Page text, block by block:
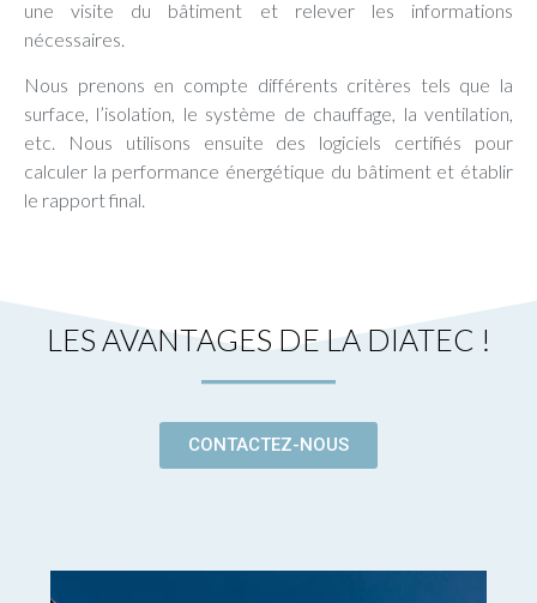
une visite du bâtiment et relever les informations
nécessaires.
Nous prenons en compte différents critères tels que la
surface, l’isolation, le système de chauffage, la ventilation,
etc. Nous utilisons ensuite des logiciels certifiés pour
calculer la performance énergétique du bâtiment et établir
le rapport final.
LES AVANTAGES DE LA DIATEC !
CONTACTEZ-NOUS